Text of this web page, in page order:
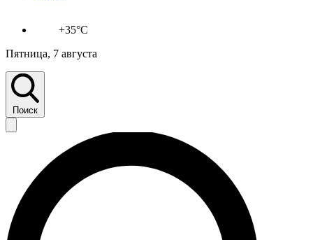
+35°C
Пятница, 7 августа
Поиск